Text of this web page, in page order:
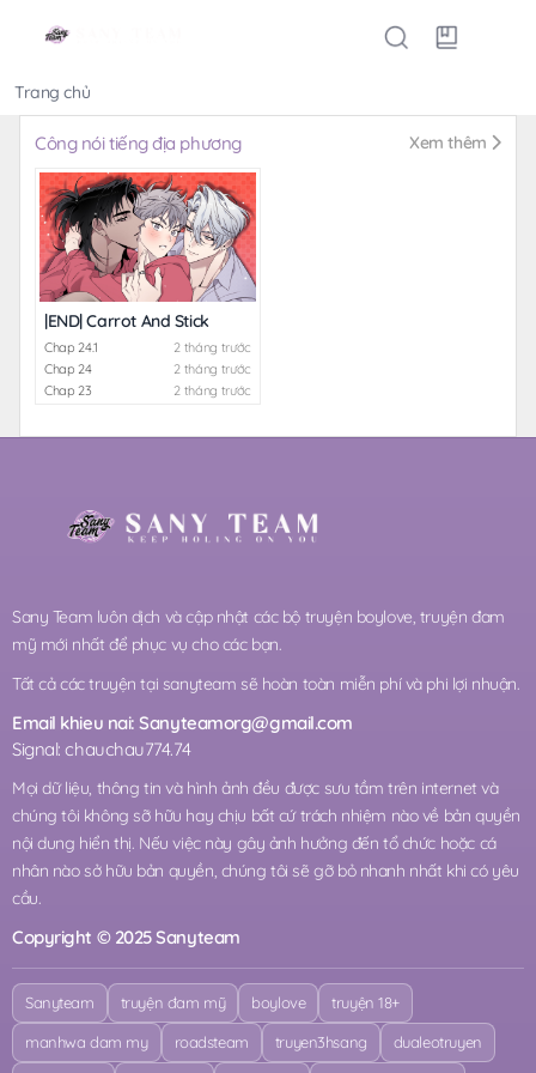
Trang chủ
Công nói tiếng địa phương Xem thêm
|END| Carrot And Stick
Chap 24.1
2 tháng trước
Chap 24
2 tháng trước
Chap 23
2 tháng trước
Sany Team luôn dịch và cập nhật các bộ truyện boylove, truyện đam
mỹ mới nhất để phục vụ cho các bạn.
Tất cả các truyện tại sanyteam sẽ hoàn toàn miễn phí và phi lợi nhuận.
Email khieu nai:Sanyteamorg@gmail.com
Signal: chauchau774.74
Mọi dữ liệu, thông tin và hình ảnh đều được sưu tầm trên internet và
chúng tôi không sỡ hữu hay chịu bất cứ trách nhiệm nào về bản quyền
nội dung hiển thị. Nếu việc này gây ảnh hưởng đến tổ chức hoặc cá
nhân nào sở hữu bản quyền, chúng tôi sẽ gỡ bỏ nhanh nhất khi có yêu
cầu.
Copyright © 2025 Sanyteam
Sanyteam truyện đam mỹ boylove truyện 18+
manhwa dam my roadsteam truyen3hsang dualeotruyen